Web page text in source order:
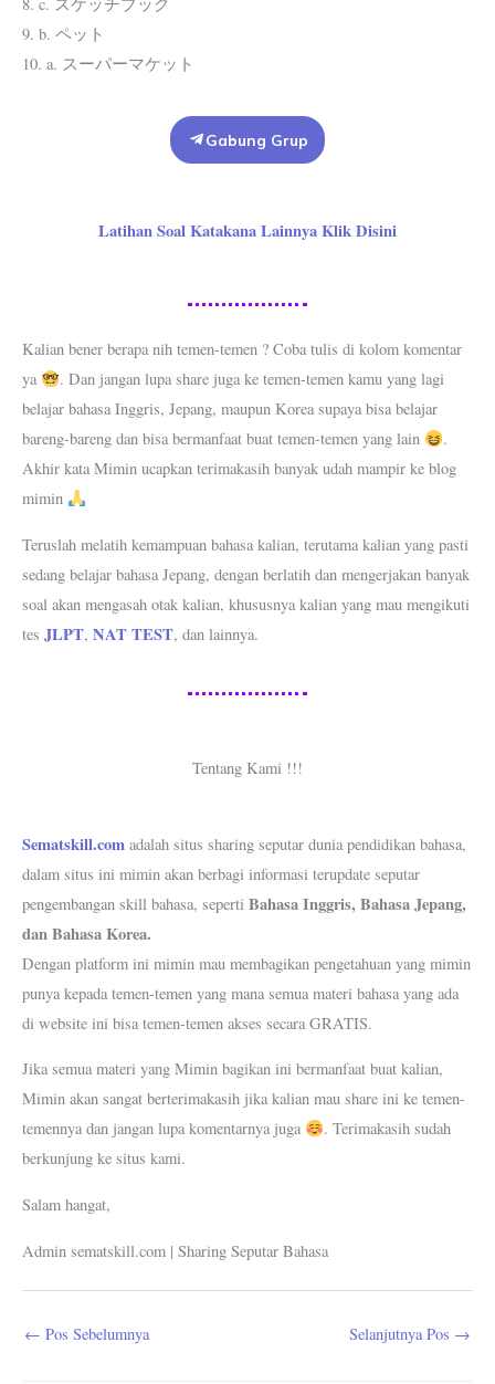
9. b. ペット
10. a. スーパーマケット
Gabung Grup
Latihan Soal Katakana Lainnya Klik Disini
Kalian bener berapa nih temen-temen ? Coba tulis di kolom komentar
ya
. Dan jangan lupa share juga ke temen-temen kamu yang lagi
belajar bahasa Inggris, Jepang, maupun Korea supaya bisa belajar
bareng-bareng dan bisa bermanfaat buat temen-temen yang lain
.
Akhir kata Mimin ucapkan terimakasih banyak udah mampir ke blog
mimin
Teruslah melatih kemampuan bahasa kalian, terutama kalian yang pasti
sedang belajar bahasa Jepang, dengan berlatih dan mengerjakan banyak
soal akan mengasah otak kalian, khususnya kalian yang mau mengikuti
tes JLPT, NAT TEST, dan lainnya.
Tentang Kami !!!
Sematskill.com adalah situs sharing seputar dunia pendidikan bahasa,
dalam situs ini mimin akan berbagi informasi terupdate seputar
pengembangan skill bahasa, seperti Bahasa Inggris, Bahasa Jepang,
dan Bahasa Korea.
Dengan platform ini mimin mau membagikan pengetahuan yang mimin
punya kepada temen-temen yang mana semua materi bahasa yang ada
di website ini bisa temen-temen akses secara GRATIS.
Jika semua materi yang Mimin bagikan ini bermanfaat buat kalian,
Mimin akan sangat berterimakasih jika kalian mau share ini ke temen-
temennya dan jangan lupa komentarnya juga
. Terimakasih sudah
berkunjung ke situs kami.
Salam hangat,
Admin sematskill.com | Sharing Seputar Bahasa
← Pos Sebelumnya Selanjutnya Pos →